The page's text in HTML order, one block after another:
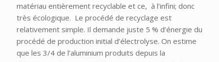
matériau entièrement recyclable et ce, à l’infini; donc
très écologique. Le procédé de recyclage est
relativement simple. Il demande juste 5 % d’énergie du
procédé de production initial d’électrolyse. On estime
que les 3/4 de l’aluminium produits depuis la